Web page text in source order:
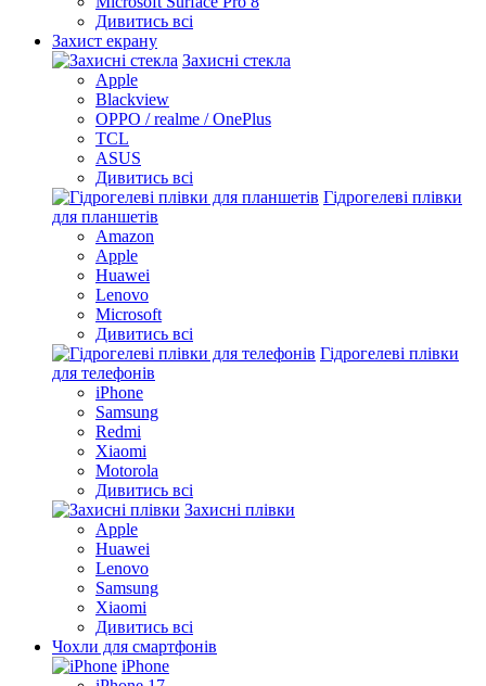
Дивитись всі
Захист екрану
Захисні стекла
Apple
Blackview
OPPO / realme / OnePlus
TCL
ASUS
Дивитись всі
Гідрогелеві плівки
для планшетів
Amazon
Apple
Huawei
Lenovo
Microsoft
Дивитись всі
Гідрогелеві плівки
для телефонів
iPhone
Samsung
Redmi
Xiaomi
Motorola
Дивитись всі
Захисні плівки
Apple
Huawei
Lenovo
Samsung
Xiaomi
Дивитись всі
Чохли для смартфонів
iPhone